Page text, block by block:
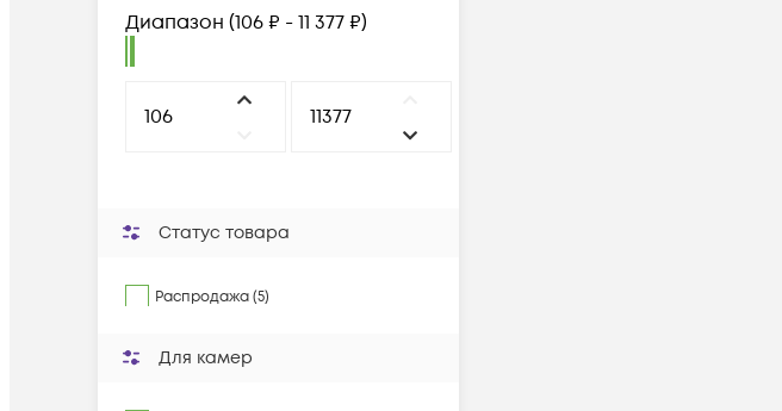
Диапазон (106 ₽ - 11 377 ₽)
Статус товара
Распродажа (5)
Для камер